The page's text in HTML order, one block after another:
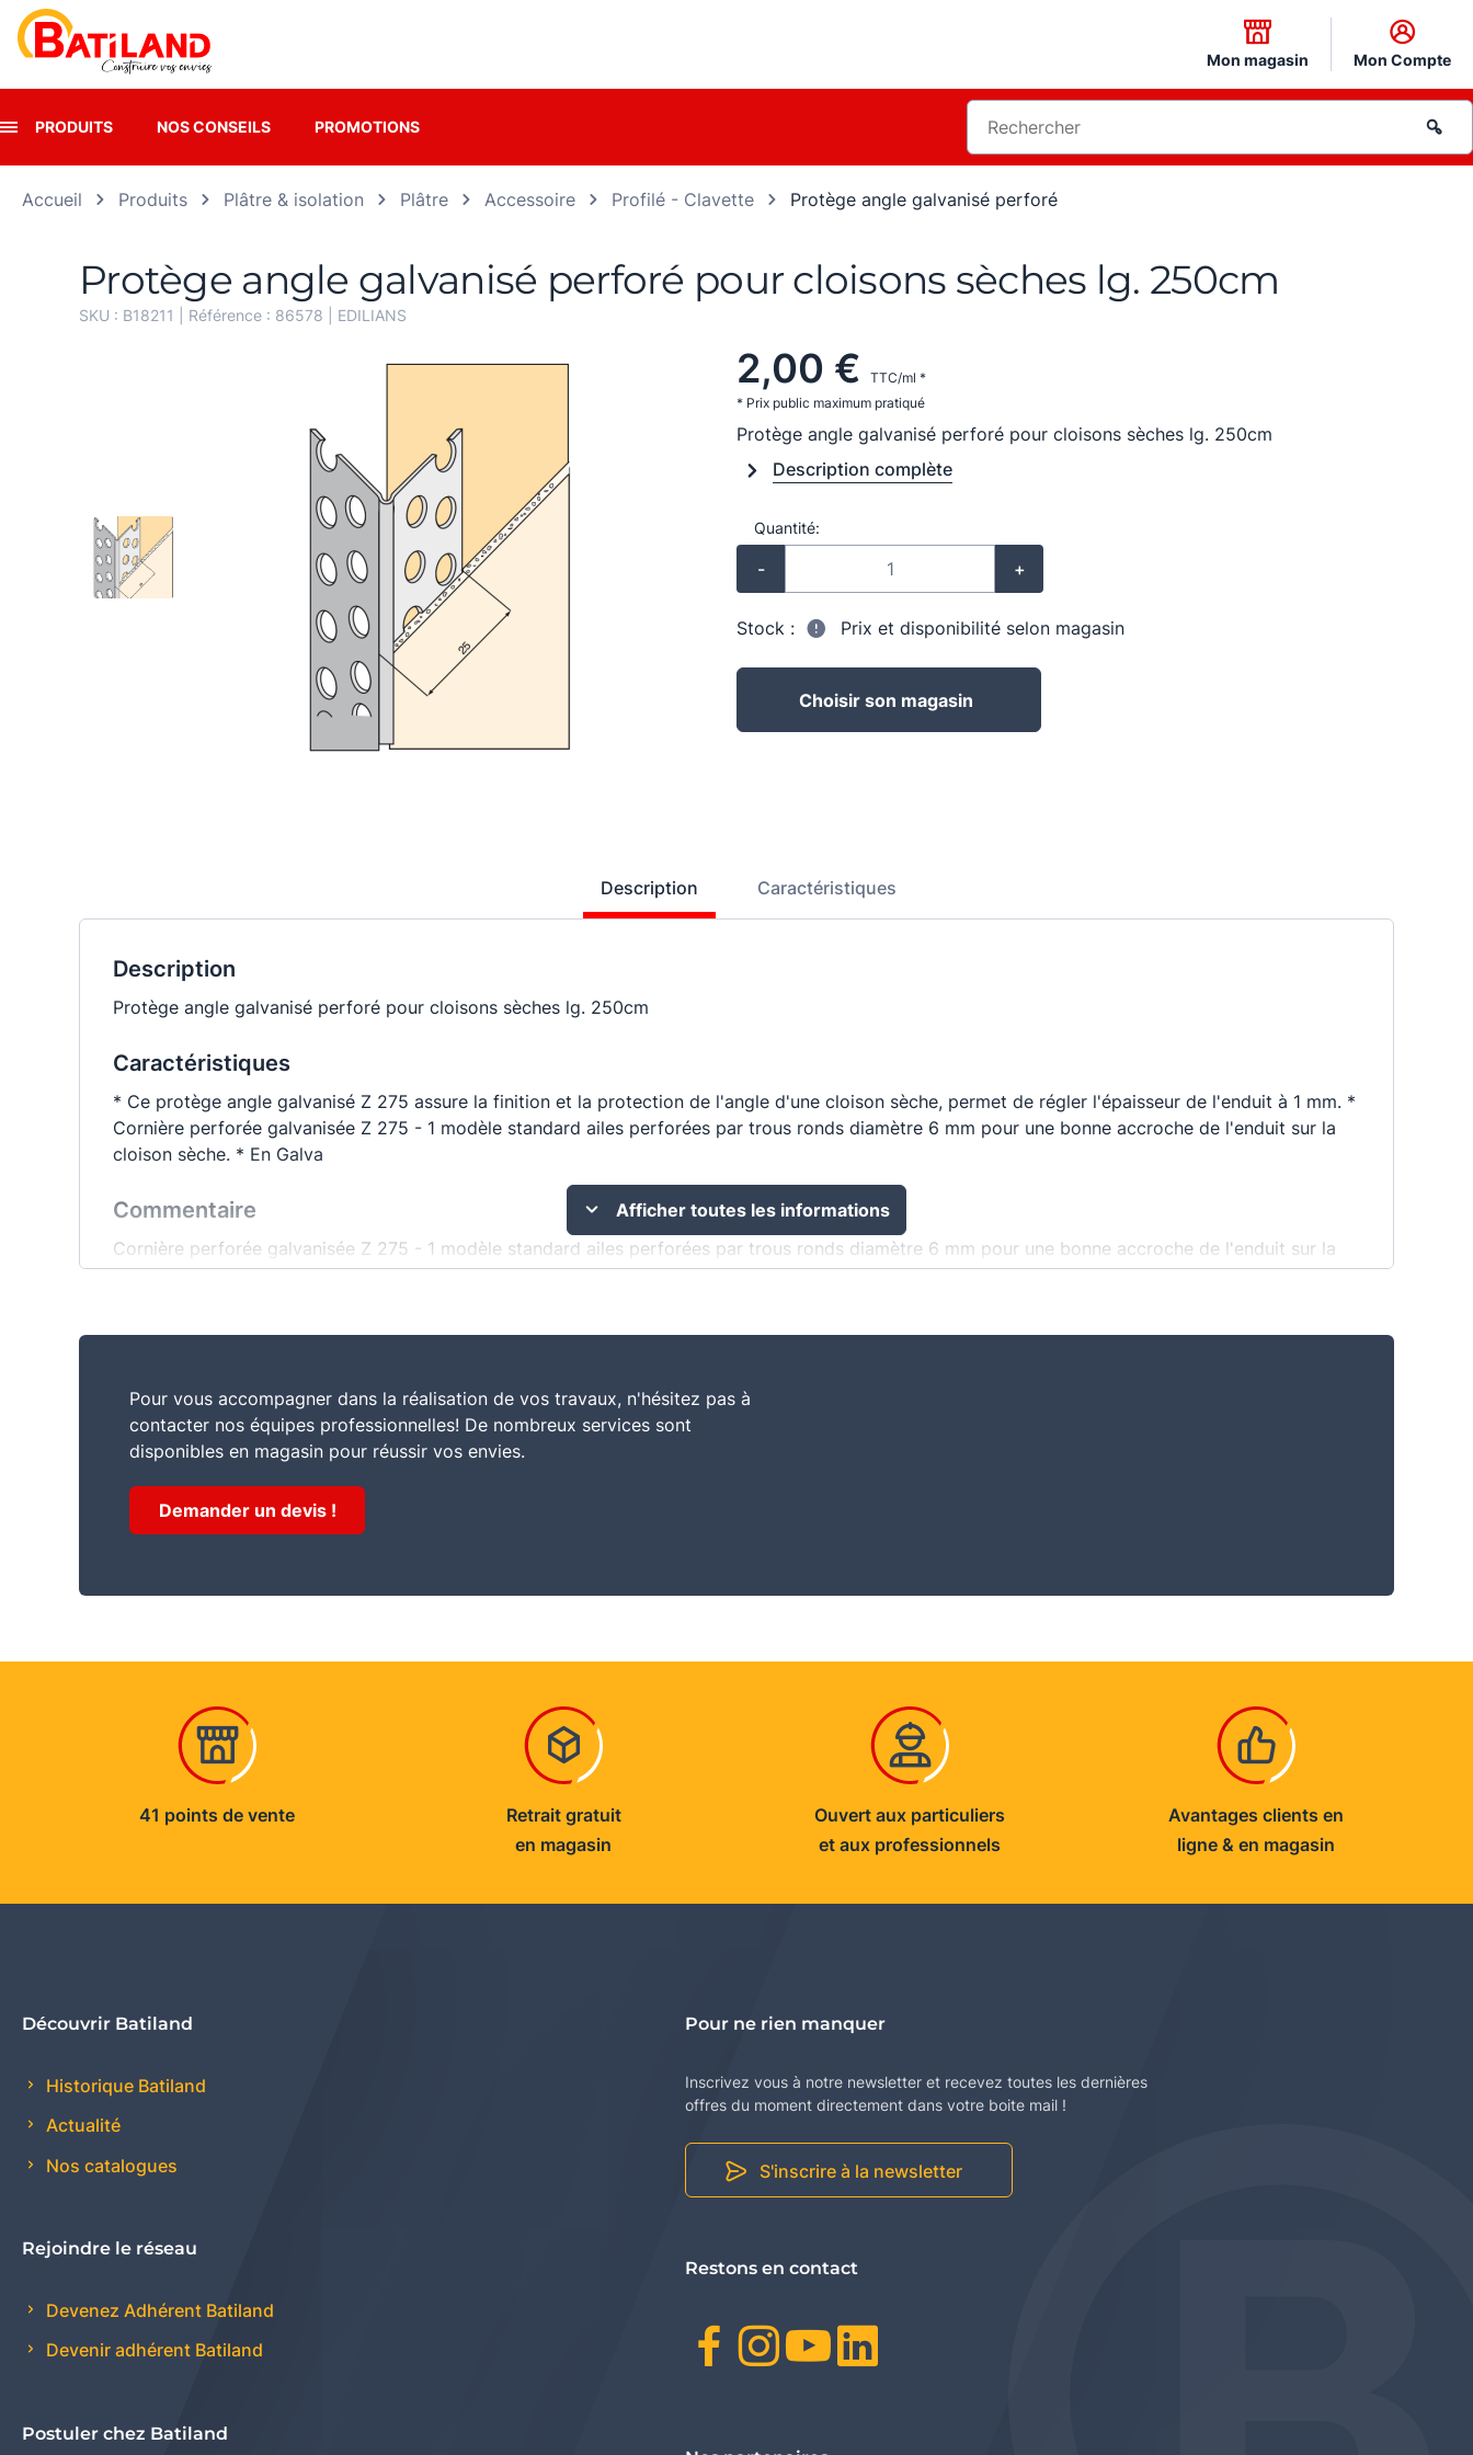
Mon magasin Mon Compte
PRODUITS NOS CONSEILS PROMOTIONS
Accueil Produits Plâtre & isolation Plâtre Accessoire Profilé - Clavette Protège angle galvanisé perforé
Protège angle galvanisé perforé pour cloisons sèches lg. 250cm
SKU : B18211 | Référence : 86578 EDILIANS
2,00 €
TTC/ml *
* Prix public maximum pratiqué
Protège angle galvanisé perforé pour cloisons sèches lg. 250cm
Description complète
Quantité:
- +
Stock : Prix et disponibilité selon magasin
Choisir son magasin
Description Caractéristiques
Description
Protège angle galvanisé perforé pour cloisons sèches lg. 250cm
Caractéristiques
* Ce protège angle galvanisé Z 275 assure la finition et la protection de l'angle d'une cloison sèche, permet de régler l'épaisseur de l'enduit à 1 mm. *
Cornière perforée galvanisée Z 275 - 1 modèle standard ailes perforées par trous ronds diamètre 6 mm pour une bonne accroche de l'enduit sur la
cloison sèche. * En Galva
Commentaire
Cornière perforée galvanisée Z 275 - 1 modèle standard ailes perforées par trous ronds diamètre 6 mm pour une bonne accroche de l'enduit sur la
cloison sèche.
Usage
Afficher toutes les informations
Pour vous accompagner dans la réalisation de vos travaux, n'hésitez pas à
contacter nos équipes professionnelles! De nombreux services sont
disponibles en magasin pour réussir vos envies.
Demander un devis !
41 points de vente
Retrait gratuit
en magasin
Ouvert aux particuliers
et aux professionnels
Avantages clients en
ligne & en magasin
Découvrir Batiland
Historique Batiland
Actualité
Nos catalogues
Rejoindre le réseau
Devenez Adhérent Batiland
Devenir adhérent Batiland
Postuler chez Batiland
Pour ne rien manquer
Inscrivez vous à notre newsletter et recevez toutes les dernières
offres du moment directement dans votre boite mail !
S'inscrire à la newsletter
Restons en contact
Facebook
Instagram
Youtube
Panneau de gestion des cookies